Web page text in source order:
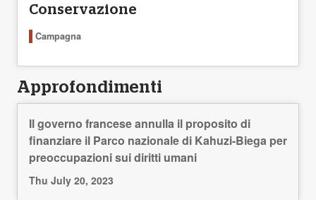
Conservazione
Campagna
Approfondimenti
Il governo francese annulla il proposito di
finanziare il Parco nazionale di Kahuzi-Biega per
preoccupazioni sui diritti umani
Thu July 20, 2023